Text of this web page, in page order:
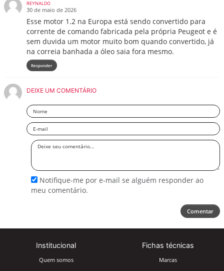
REYNALDO
30 de maio de 2026
Esse motor 1.2 na Europa está sendo convertido para
corrente de comando fabricada pela própria Peugeot e é
sem duvida um motor muito bom quando convertido, já
na correia banhada a óleo saia fora mesmo.
Responder
DEIXE UM COMENTÁRIO
Nome
Email
Deixe
Notifique-me por e-mail se alguém responder ao
meu comentário.
Comentar
Institucional
Quem somos
Fichas técnicas
Marcas